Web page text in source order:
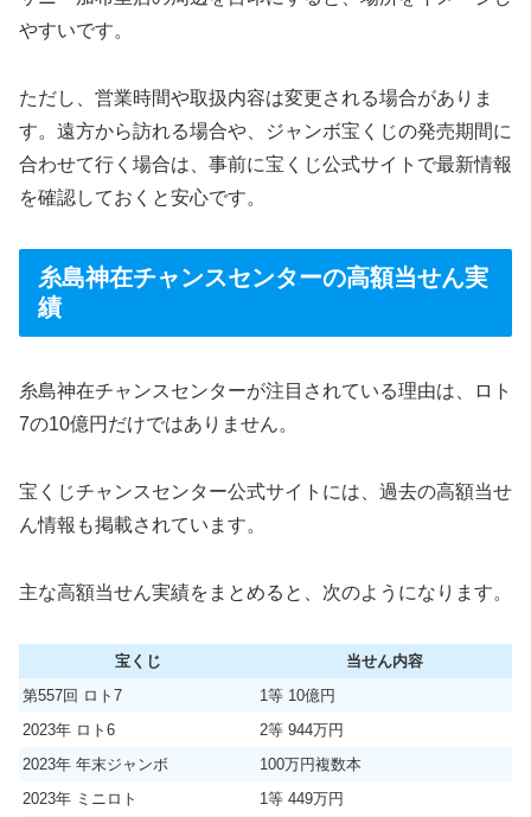
やすいです。
ただし、営業時間や取扱内容は変更される場合がありま
す。遠方から訪れる場合や、ジャンボ宝くじの発売期間に
合わせて行く場合は、事前に宝くじ公式サイトで最新情報
を確認しておくと安心です。
糸島神在チャンスセンターの高額当せん実
績
糸島神在チャンスセンターが注目されている理由は、ロト
7の10億円だけではありません。
宝くじチャンスセンター公式サイトには、過去の高額当せ
ん情報も掲載されています。
主な高額当せん実績をまとめると、次のようになります。
宝くじ
当せん内容
第557回 ロト7
1等 10億円
2023年 ロト6
2等 944万円
2023年 年末ジャンボ
100万円複数本
2023年 ミニロト
1等 449万円